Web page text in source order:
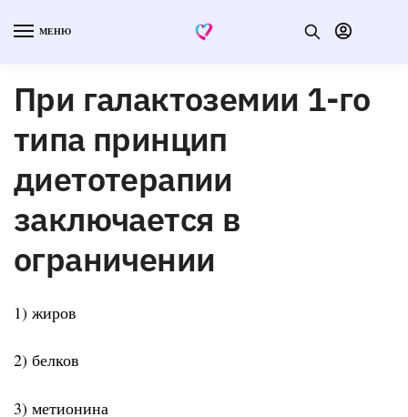
МЕНЮ
При галактоземии 1-го
типа принцип
диетотерапии
заключается в
ограничении
1) жиров
2) белков
3) метионина